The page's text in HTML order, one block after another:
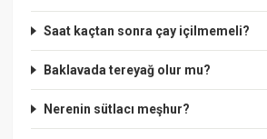
Saat kaçtan sonra çay içilmemeli?
Baklavada tereyağ olur mu?
Nerenin sütlacı meşhur?